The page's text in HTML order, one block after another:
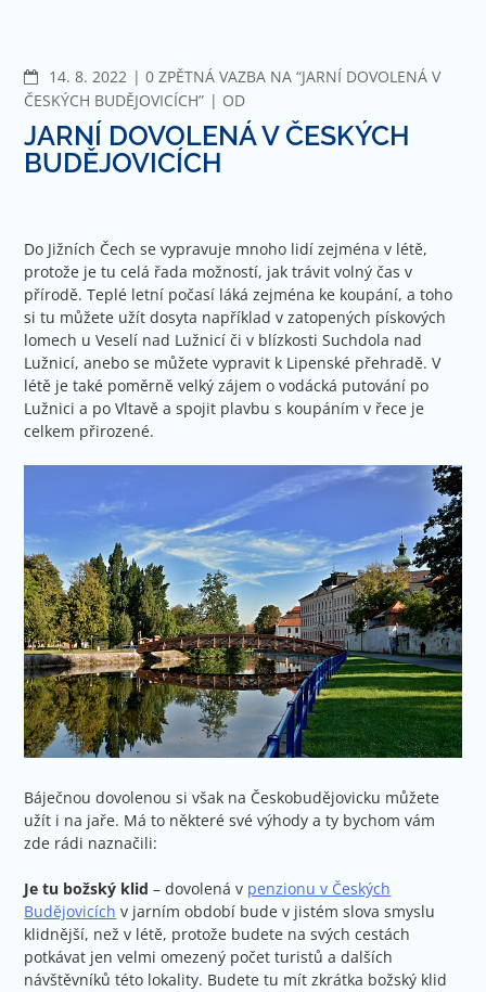
14. 8. 2022
KOMENTÁŘE
0 ZPĚTNÁ VAZBA NA “JARNÍ DOVOLENÁ V
ČESKÝCH BUDĚJOVICÍCH”
OD
JARNÍ DOVOLENÁ V ČESKÝCH
BUDĚJOVICÍCH
Do Jižních Čech se vypravuje mnoho lidí zejména v létě,
protože je tu celá řada možností, jak trávit volný čas v
přírodě. Teplé letní počasí láká zejména ke koupání, a toho
si tu můžete užít dosyta například v zatopených pískových
lomech u Veselí nad Lužnicí či v blízkosti Suchdola nad
Lužnicí, anebo se můžete vypravit k Lipenské přehradě. V
létě je také poměrně velký zájem o vodácká putování po
Lužnici a po Vltavě a spojit plavbu s koupáním v řece je
celkem přirozené.
Báječnou dovolenou si však na Českobudějovicku můžete
užít i na jaře. Má to některé své výhody a ty bychom vám
zde rádi naznačili:
Je tu božský klid – dovolená v penzionu v Českých
Budějovicích v jarním období bude v jistém slova smyslu
klidnější, než v létě, protože budete na svých cestách
potkávat jen velmi omezený počet turistů a dalších
návštěvníků této lokality. Budete tu mít zkrátka božský klid